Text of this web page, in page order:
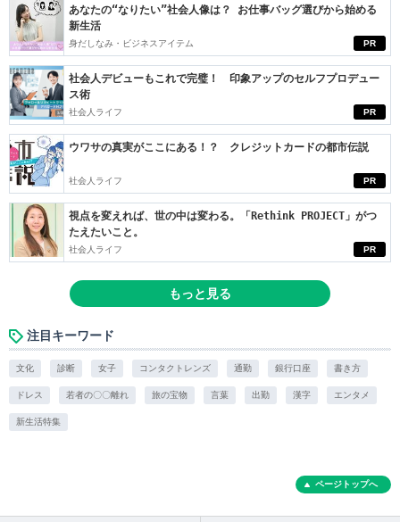
PR
あなたの“なりたい”社会人像は？ お仕事バッグ選びから始める
新生活
身だしなみ・ビジネスアイテム
PR
社会人デビューもこれで完璧！ 印象アップのセルフプロデュー
ス術
社会人ライフ
PR
ウワサの真実がここにある！？ クレジットカードの都市伝説
社会人ライフ
PR
視点を変えれば、世の中は変わる。「Rethink PROJECT」がつ
たえたいこと。
社会人ライフ
もっと見る
注目キーワード
文化 診断 女子 コンタクトレンズ 通勤 銀行口座 書き方
ドレス 若者の〇〇離れ 旅の宝物 言葉 出勤 漢字 エンタメ
新生活特集
ページトップへ